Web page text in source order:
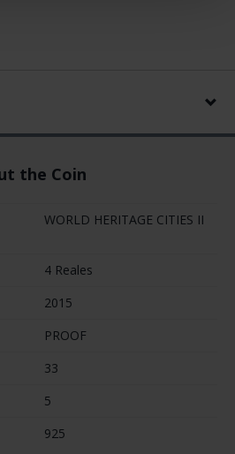
the Coin
WORLD HERITAGE CITIES II
4 Reales
2015
PROOF
33
5
925